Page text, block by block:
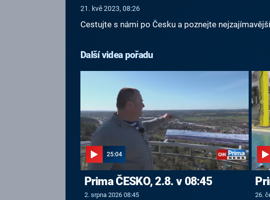
21. kvě 2023, 08:26
Cestujte s námi po Česku a poznejte
Další videa pořadu
25:04
Prima ČESKO, 2.8. v 08:45
2. srpna 2026 08:45 26.